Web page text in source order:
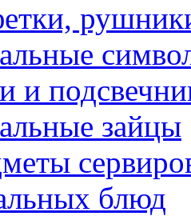
и
зайцы
блюд